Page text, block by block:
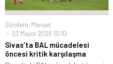
Gündem, Manşet
23 Mayıs 2026 10:10
Sivas’ta BAL mücadelesi
öncesi kritik karşılaşma